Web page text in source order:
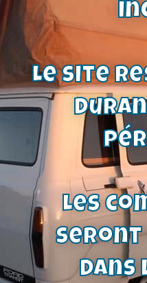
Cylindre de
Transit 08/76-12/
254×70
Voir
Le site
Les